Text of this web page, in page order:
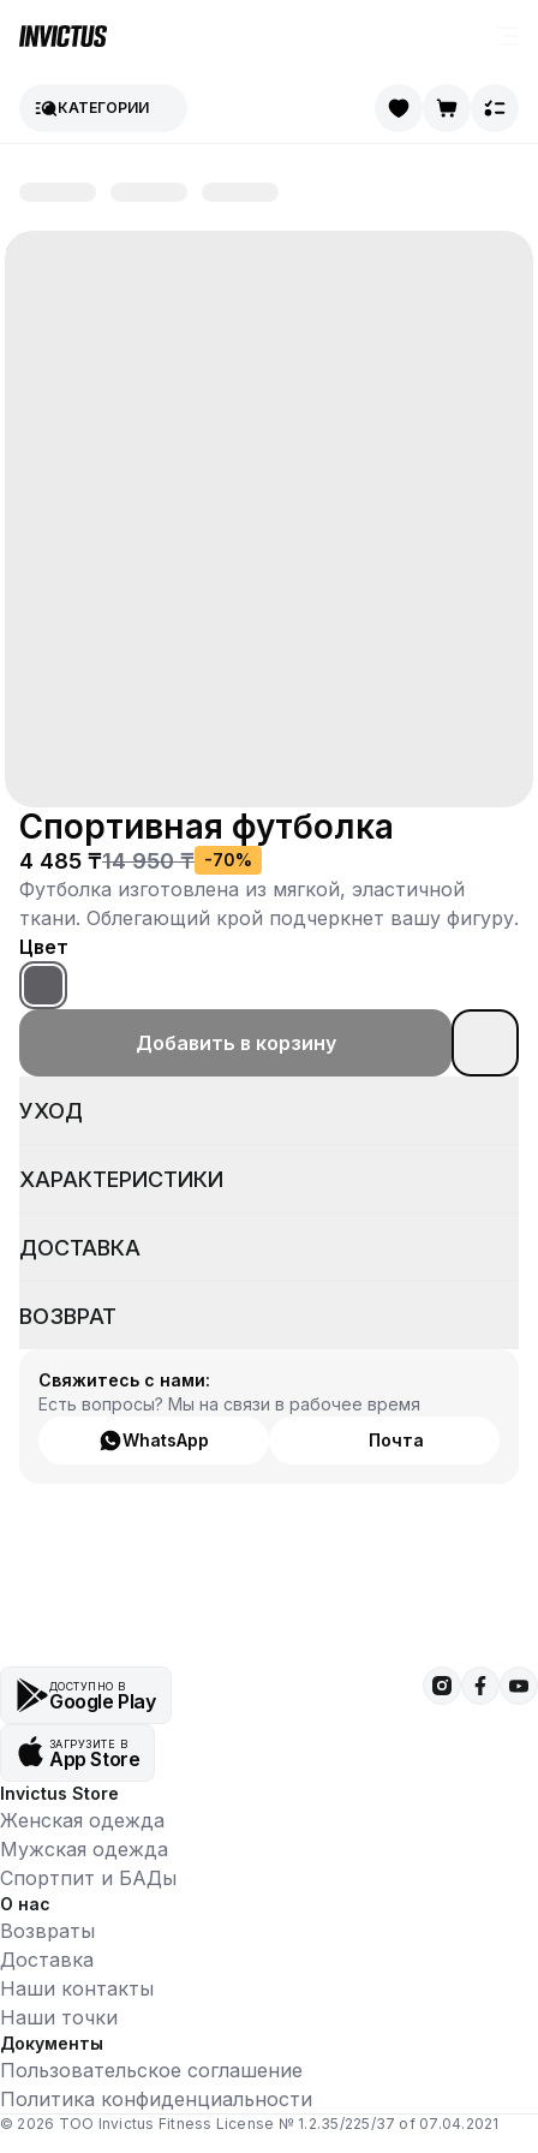
КАТЕГОРИИ
Спортивная футболка
4 485 ₸14 950 ₸ -70%
Футболка изготовлена из мягкой, эластичной
ткани. Облегающий крой подчеркнет вашу фигуру.
Цвет
Добавить в корзину
УХОД
ХАРАКТЕРИСТИКИ
ДОСТАВКА
ВОЗВРАТ
Свяжитесь с нами:
Есть вопросы? Мы на связи в рабочее время
WhatsApp
Почта
ДОСТУПНО В
Google Play
ЗАГРУЗИТЕ В
App Store
Invictus Store
Женская одежда
Мужская одежда
Спортпит и БАДы
О нас
Возвраты
Доставка
Наши контакты
Наши точки
Документы
Пользовательское соглашение
Политика конфиденциальности
© 2026 ТОО Invictus Fitness License № 1.2.35/225/37 of 07.04.2021